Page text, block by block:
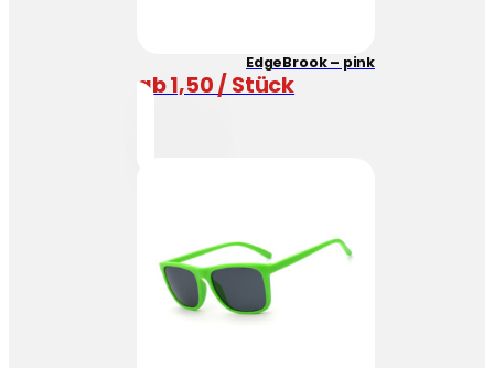
EdgeBrook – pink
ab 1,50 / Stück